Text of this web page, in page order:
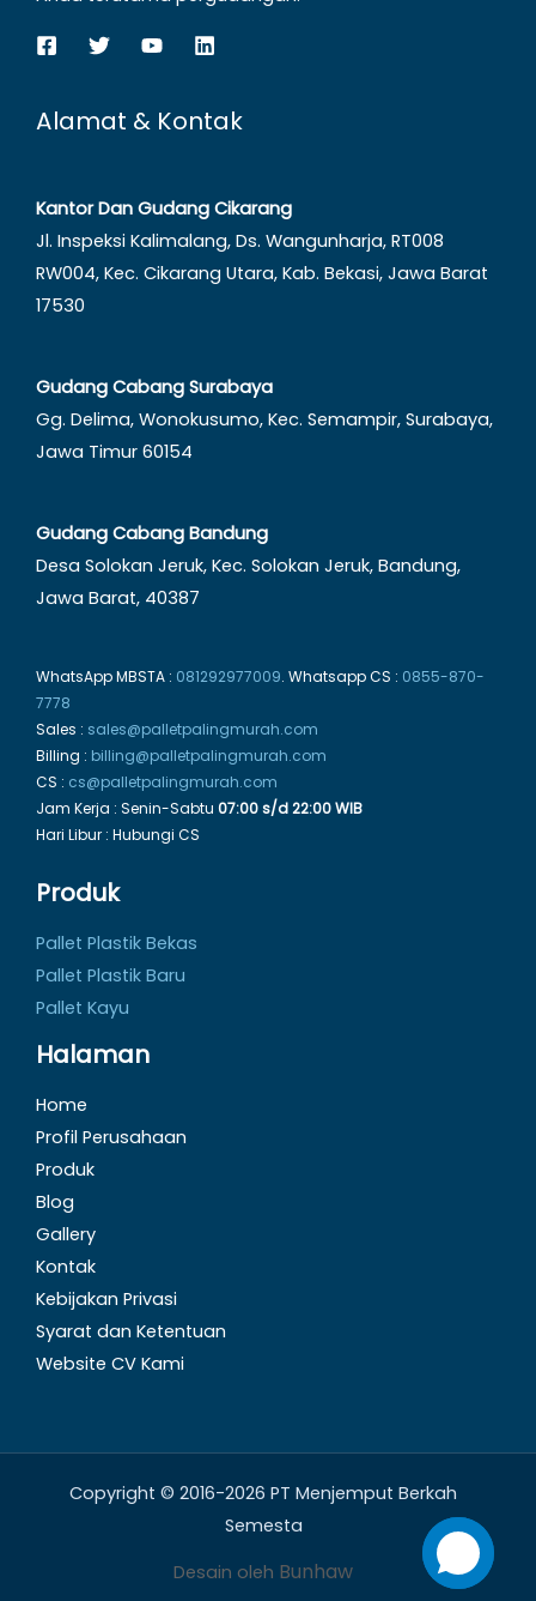
Alamat & Kontak
Kantor Dan Gudang Cikarang
Jl. Inspeksi Kalimalang, Ds. Wangunharja, RT008
RW004, Kec. Cikarang Utara, Kab. Bekasi, Jawa Barat
17530
Gudang Cabang Surabaya
Gg. Delima, Wonokusumo, Kec. Semampir, Surabaya,
Jawa Timur 60154
Gudang Cabang Bandung
Desa Solokan Jeruk, Kec. Solokan Jeruk, Bandung,
Jawa Barat, 40387
WhatsApp MBSTA : 081292977009. Whatsapp CS : 0855-870-
7778
Sales : sales@palletpalingmurah.com
Billing : billing@palletpalingmurah.com
CS : cs@palletpalingmurah.com
Jam Kerja : Senin-Sabtu 07:00 s/d 22:00 WIB
Hari Libur : Hubungi CS
Produk
Pallet Plastik Bekas
Pallet Plastik Baru
Pallet Kayu
Halaman
Home
Profil Perusahaan
Produk
Blog
Gallery
Kontak
Kebijakan Privasi
Syarat dan Ketentuan
Website CV Kami
Copyright © 2016-2026 PT Menjemput Berkah
Semesta
Desain oleh Bunhaw